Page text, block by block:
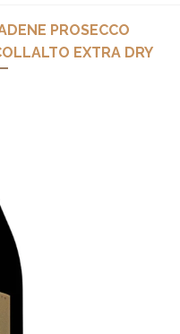
PROSECCO
EXTRA DRY